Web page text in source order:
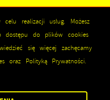
realizacji usług. Możesz
dostępu do plików cookies
się więcej zachęcamy
oraz Polityką Prywatności.